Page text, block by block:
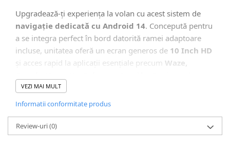
Upgradează-ți experiența la volan cu acest sistem de
navigație dedicată cu Android 14. Concepută pentru
a se integra perfect în bord datorită ramei adaptoare
incluse, unitatea oferă un ecran generos de 10 Inch HD
și acces rapid la aplicații esențiale precum Waze,
tehnologieiWireless CarPlay și Android Auto
conectezi smartphone-ul fără cabluri, iar comenzile
durata condusului.
VEZI MAI MULT
Informatii conformitate produs
Review-uri(0)